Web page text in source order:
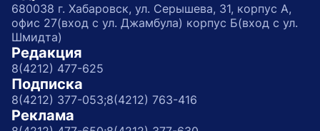
680038 г. Хабаровск, ул. Серышева, 31, корпус А,
офис 27(вход с ул. Джамбула) корпус Б(вход с ул.
Шмидта)
Редакция
8(4212) 477-625
Подписка
8(4212) 377-053;8(4212) 763-416
Реклама